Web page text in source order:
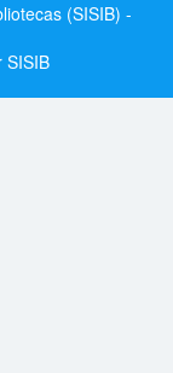
(SISIB) -
SISIB